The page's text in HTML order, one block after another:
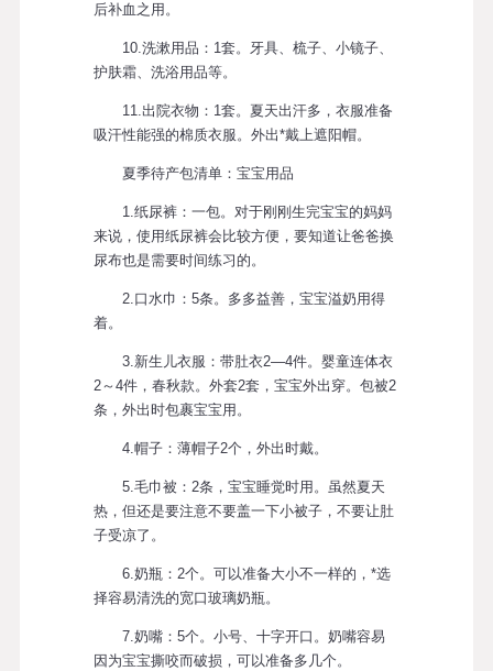
后补血之用。
10.洗漱用品：1套。牙具、梳子、小镜子、
护肤霜、洗浴用品等。
11.出院衣物：1套。夏天出汗多，衣服准备
吸汗性能强的棉质衣服。外出*戴上遮阳帽。
夏季待产包清单：宝宝用品
1.纸尿裤：一包。对于刚刚生完宝宝的妈妈
来说，使用纸尿裤会比较方便，要知道让爸爸换
尿布也是需要时间练习的。
2.口水巾：5条。多多益善，宝宝溢奶用得
着。
3.新生儿衣服：带肚衣2—4件。婴童连体衣
2～4件，春秋款。外套2套，宝宝外出穿。包被2
条，外出时包裹宝宝用。
4.帽子：薄帽子2个，外出时戴。
5.毛巾被：2条，宝宝睡觉时用。虽然夏天
热，但还是要注意不要盖一下小被子，不要让肚
子受凉了。
6.奶瓶：2个。可以准备大小不一样的，*选
择容易清洗的宽口玻璃奶瓶。
7.奶嘴：5个。小号、十字开口。奶嘴容易
因为宝宝撕咬而破损，可以准备多几个。